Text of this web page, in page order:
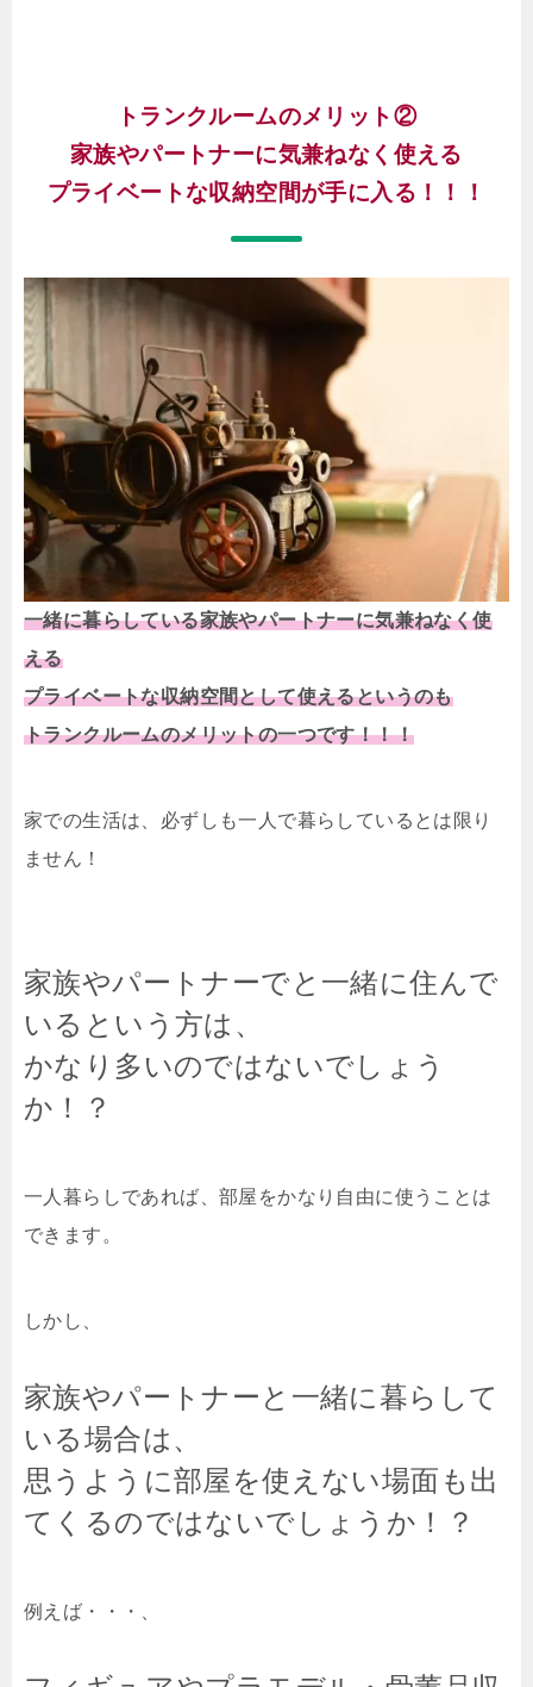
トランクルームのメリット②
家族やパートナーに気兼ねなく使える
プライベートな収納空間が手に入る！！！
一緒に暮らしている家族やパートナーに気兼ねなく使
える
プライベートな収納空間として使えるというのも
トランクルームのメリットの一つです！！！
家での生活は、必ずしも一人で暮らしているとは限り
ません！
家族やパートナーでと一緒に住んで
いるという方は、
かなり多いのではないでしょう
か！？
一人暮らしであれば、部屋をかなり自由に使うことは
できます。
しかし、
家族やパートナーと一緒に暮らして
いる場合は、
思うように部屋を使えない場面も出
てくるのではないでしょうか！？
例えば・・・、